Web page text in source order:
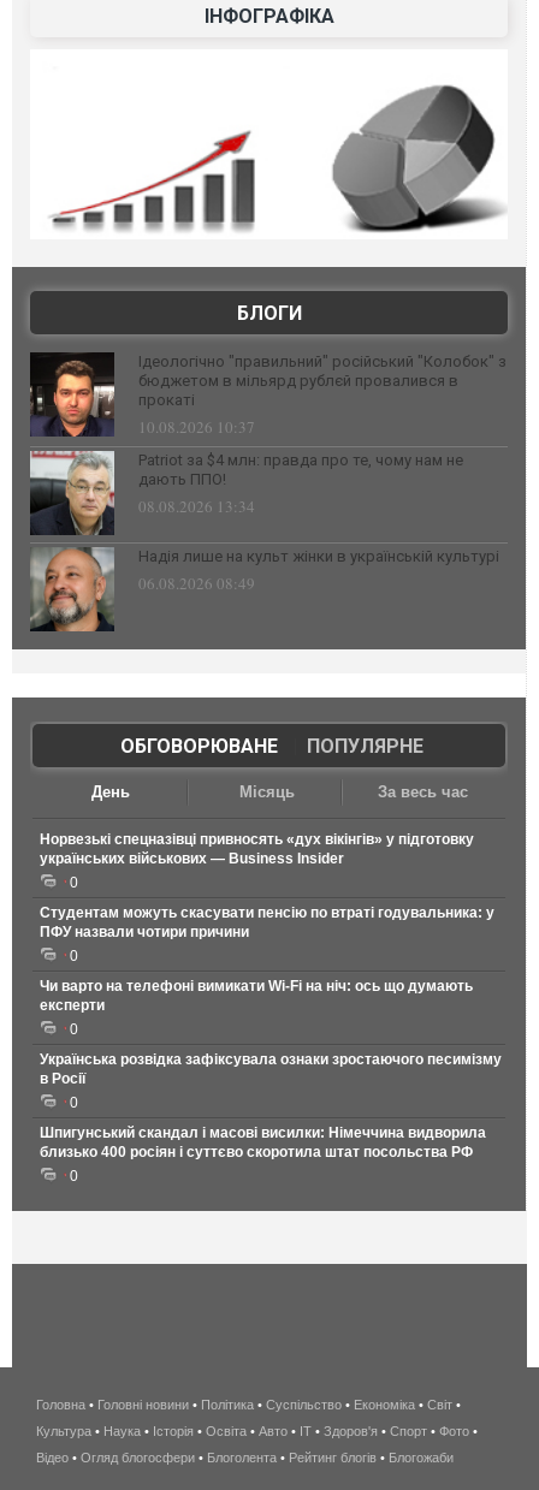
ІНФОГРАФІКА
БЛОГИ
Ідеологічно "правильний" російський "Колобок" з
бюджетом в мільярд рублєй провалився в
прокаті
10.08.2026 10:37
Patriot за $4 млн: правда про те, чому нам не
дають ППО!
08.08.2026 13:34
Надія лише на культ жінки в українській культурі
06.08.2026 08:49
ОБГОВОРЮВАНЕ| ПОПУЛЯРНЕ
День Місяць За весь час
Норвезькі спецназівці привносять «дух вікінгів» у підготовку
українських військових — Business Insider
0
Студентам можуть скасувати пенсію по втраті годувальника: у
ПФУ назвали чотири причини
0
Чи варто на телефонi вимикати Wi-Fi на ніч: ось що думають
експерти
0
Українська розвідка зафіксувала ознаки зростаючого песимізму
в Росії
0
Шпигунський скандал і масові висилки: Німеччина видворила
близько 400 росіян і суттєво скоротила штат посольства РФ
0
беспроводной
интернет
киев
Головна • Головні новини • Політика • Суспільство • Економіка • Світ •
Культура • Наука • Історія • Освіта • Авто • IT • Здоров'я • Спорт • Фото •
Відео • Огляд блогосфери • Блоголента • Рейтинг блогів • Блогожаби